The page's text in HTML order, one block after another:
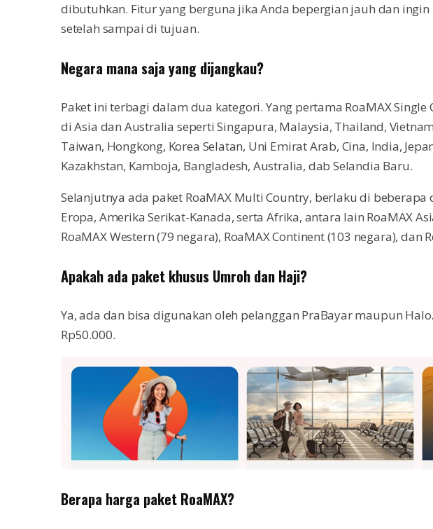
dibutuhkan. Fitur yang berguna jika Anda bepergian jauh dan
setelah sampai di tujuan.
Negara mana saja yang dijangkau?
Paket ini terbagi dalam dua kategori. Yang pertama RoaMAX
di Asia dan Australia seperti Singapura, Malaysia, Thailand,
Taiwan, Hongkong, Korea Selatan, Uni Emirat Arab, Cina, India,
Kazakhstan, Kamboja, Bangladesh, Australia, dab Selandia Baru.
Selanjutnya ada paket RoaMAX Multi Country, berlaku di beberapa
Eropa, Amerika Serikat-Kanada, serta Afrika, antara lain RoaMAX
RoaMAX Western (79 negara), RoaMAX Continent (103 negara), dan
Apakah ada paket khusus Umroh dan Haji?
Ya, ada dan bisa digunakan oleh pelanggan PraBayar maupun
Rp50.000.
Berapa harga paket RoaMAX?